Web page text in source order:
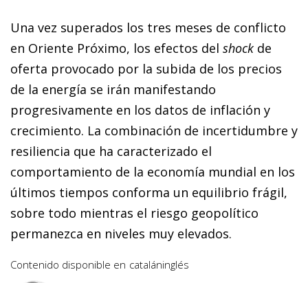
Una vez superados los tres meses de conflicto
en Oriente Próximo, los efectos del shock de
oferta provocado por la subida de los precios
de la energía se irán manifestando
progresivamente en los datos de inflación y
crecimiento. La combinación de incertidumbre y
resiliencia que ha caracterizado el
comportamiento de la economía mundial en los
últimos tiempos conforma un equilibrio frágil,
sobre todo mientras el riesgo geopolítico
permanezca en niveles muy elevados.
Contenido disponible en cataláninglés